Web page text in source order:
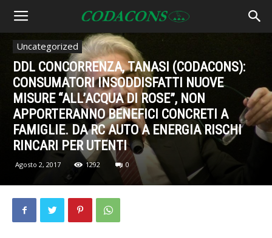
Uncategorized
DDL CONCORRENZA, TANASI (CODACONS):
CONSUMATORI INSODDISFATTI NUOVE
MISURE “ALL’ACQUA DI ROSE”, NON
APPORTERANNO BENEFICI CONCRETI A
FAMIGLIE. DA RC AUTO A ENERGIA RISCHI
RINCARI PER UTENTI
Agosto 2, 2017 1292 0